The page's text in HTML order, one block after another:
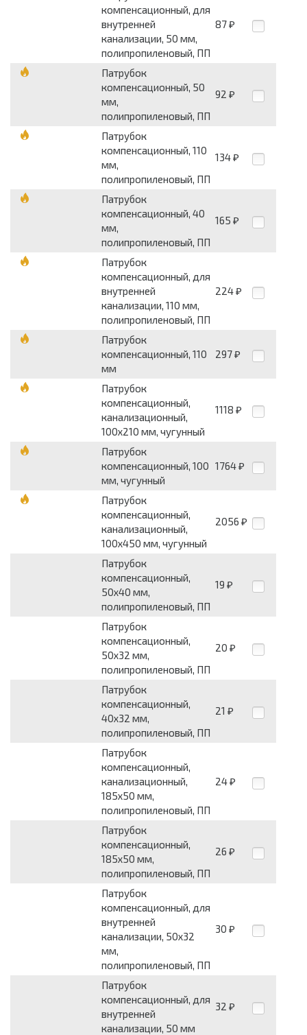
компенсационный, для
внутренней
канализации, 50 мм,
полипропиленовый, ПП
87 ₽
Патрубок
компенсационный, 50
мм,
полипропиленовый, ПП
92 ₽
Патрубок
компенсационный, 110
мм,
полипропиленовый, ПП
134 ₽
Патрубок
компенсационный, 40
мм,
полипропиленовый, ПП
165 ₽
Патрубок
компенсационный, для
внутренней
канализации, 110 мм,
полипропиленовый, ПП
224 ₽
Патрубок
компенсационный, 110
мм
297 ₽
Патрубок
компенсационный,
канализационный,
100х210 мм, чугунный
1118 ₽
Патрубок
компенсационный, 100
мм, чугунный
1764 ₽
Патрубок
компенсационный,
канализационный,
100х450 мм, чугунный
2056 ₽
Патрубок
компенсационный,
50х40 мм,
полипропиленовый, ПП
19 ₽
Патрубок
компенсационный,
50х32 мм,
полипропиленовый, ПП
20 ₽
Патрубок
компенсационный,
40х32 мм,
полипропиленовый, ПП
21 ₽
Патрубок
компенсационный,
канализационный,
185х50 мм,
полипропиленовый, ПП
24 ₽
Патрубок
компенсационный,
185х50 мм,
полипропиленовый, ПП
26 ₽
Патрубок
компенсационный, для
внутренней
канализации, 50х32
мм,
полипропиленовый, ПП
30 ₽
Патрубок
компенсационный, для
внутренней
канализации, 50 мм
32 ₽